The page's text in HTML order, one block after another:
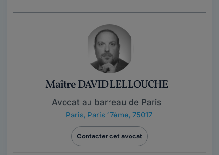
Maître DAVID LELLOUCHE
Avocat au barreau de Paris
Paris, Paris 17ème, 75017
Contacter cet avocat